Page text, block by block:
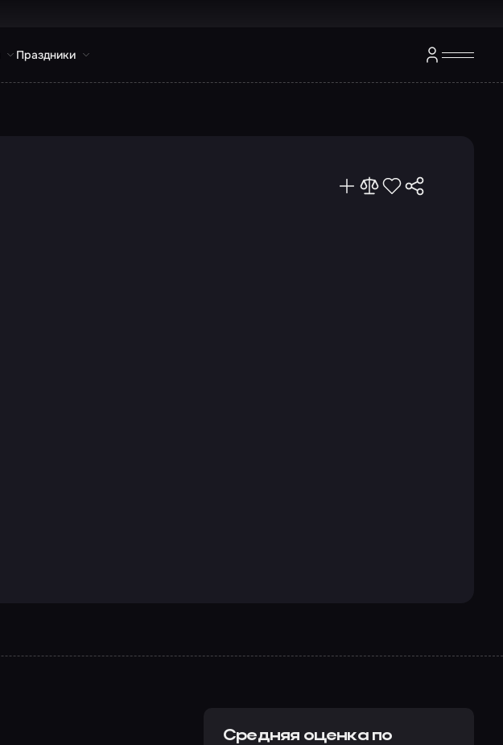
Праздники
Средняя оценка по